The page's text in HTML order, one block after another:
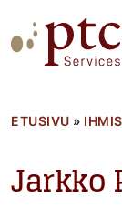
to
content
ETUSIVU »
Jarkko